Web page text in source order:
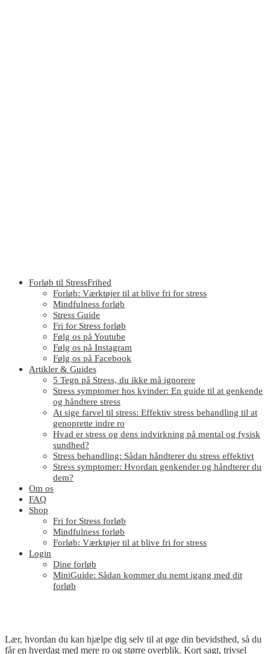
Forløb til StressFrihed
Forløb: Værktøjer til at blive fri for stress
Mindfulness forløb
Stress Guide
Fri for Stress forløb
Følg os på Youtube
Følg os på Instagram
Følg os på Facebook
Artikler & Guides
5 Tegn på Stress, du ikke må ignorere
Stress symptomer hos kvinder: En guide til at genkende
og håndtere stress
At sige farvel til stress: Effektiv stress behandling til at
genoprette indre ro
Hvad er stress og dens indvirkning på mental og fysisk
sundhed?
Stress behandling: Sådan håndterer du stress effektivt
Stress symptomer: Hvordan genkender og håndterer du
dem?
Om os
FAQ
Shop
Fri for Stress forløb
Mindfulness forløb
Forløb: Værktøjer til at blive fri for stress
Login
Dine forløb
MiniGuide: Sådan kommer du nemt igang med dit
forløb
Lær, hvordan du kan hjælpe dig selv til at øge din bevidsthed, så du
får en hverdag med mere ro og større overblik. Kort sagt, trivsel